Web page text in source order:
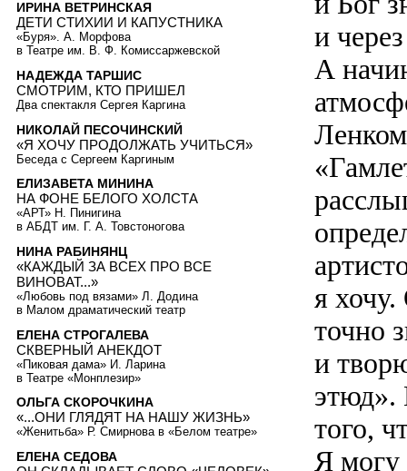
и
А
я
точно
и
этюд».
того,
Я могу
ИРИНА ВЕТРИНСКАЯ
ДЕТИ СТИХИИ И КАПУСТНИКА
«Буря». А. Морфова
в Театре им. В. Ф. Комиссаржевской
НАДЕЖДА ТАРШИС
СМОТРИМ, КТО ПРИШЕЛ
Два спектакля Сергея Каргина
НИКОЛАЙ ПЕСОЧИНСКИЙ
«Я ХОЧУ ПРОДОЛЖАТЬ УЧИТЬСЯ»
Беседа с Сергеем Каргиным
ЕЛИЗАВЕТА МИНИНА
НА ФОНЕ БЕЛОГО ХОЛСТА
«АРТ» Н. Пинигина
в АБДТ им. Г. А. Товстоногова
НИНА РАБИНЯНЦ
«КАЖДЫЙ ЗА ВСЕХ ПРО ВСЕ
ВИНОВАТ...»
«Любовь под вязами» Л. Додина
в Малом драматический театр
ЕЛЕНА СТРОГАЛЕВА
СКВЕРНЫЙ АНЕКДОТ
«Пиковая дама» И. Ларина
в Театре «Монплезир»
ОЛЬГА СКОРОЧКИНА
«...ОНИ ГЛЯДЯТ НА НАШУ ЖИЗНЬ»
«Женитьба» Р. Смирнова в «Белом театре»
ЕЛЕНА СЕДОВА